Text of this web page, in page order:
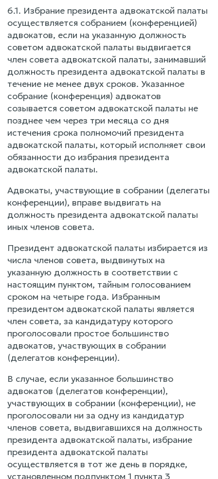
6.1. Избрание президента адвокатской палаты
осуществляется собранием (конференцией)
адвокатов, если на указанную должность
советом адвокатской палаты выдвигается
член совета адвокатской палаты, занимавший
должность президента адвокатской палаты в
течение не менее двух сроков. Указанное
собрание (конференция) адвокатов
созывается советом адвокатской палаты не
позднее чем через три месяца со дня
истечения срока полномочий президента
адвокатской палаты, который исполняет свои
обязанности до избрания президента
адвокатской палаты.
Адвокаты, участвующие в собрании (делегаты
конференции), вправе выдвигать на
должность президента адвокатской палаты
иных членов совета.
Президент адвокатской палаты избирается из
числа членов совета, выдвинутых на
указанную должность в соответствии с
настоящим пунктом, тайным голосованием
сроком на четыре года. Избранным
президентом адвокатской палаты является
член совета, за кандидатуру которого
проголосовали простое большинство
адвокатов, участвующих в собрании
(делегатов конференции).
В случае, если указанное большинство
адвокатов (делегатов конференции),
участвующих в собрании (конференции), не
проголосовали ни за одну из кандидатур
членов совета, выдвигавшихся на должность
президента адвокатской палаты, избрание
президента адвокатской палаты
осуществляется в тот же день в порядке,
установленном подпунктом 1 пункта 3